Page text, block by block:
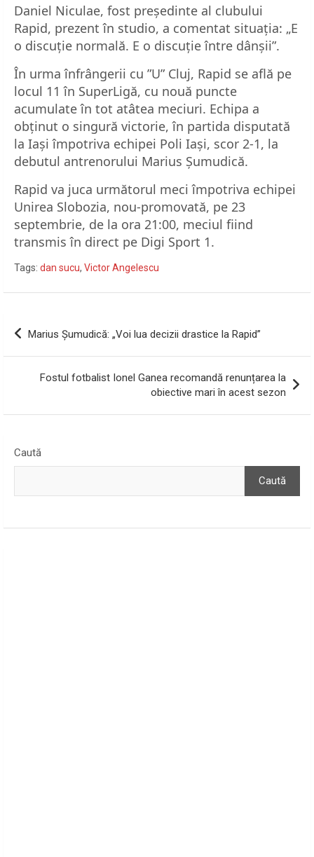
Daniel Niculae, fost președinte al clubului
Rapid, prezent în studio, a comentat situația: „E
o discuție normală. E o discuție între dânșii”.
În urma înfrângerii cu ”U” Cluj, Rapid se află pe
locul 11 în SuperLigă, cu nouă puncte
acumulate în tot atâtea meciuri. Echipa a
obținut o singură victorie, în partida disputată
la Iași împotriva echipei Poli Iași, scor 2-1, la
debutul antrenorului Marius Șumudică.
Rapid va juca următorul meci împotriva echipei
Unirea Slobozia, nou-promovată, pe 23
septembrie, de la ora 21:00, meciul fiind
transmis în direct pe Digi Sport 1.
Tags: dan sucu, Victor Angelescu
Navigare
Marius Șumudică: „Voi lua decizii drastice la Rapid”
Fostul fotbalist Ionel Ganea recomandă renunțarea la
obiective mari în acest sezon
Caută
Caută